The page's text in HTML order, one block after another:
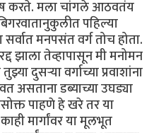
करते. मला चांगले आठवतंय
पहिल्या
मनपसंत वर्ग तोच होता.
झाला तेव्हापासून मी मनोमन
दुसऱ्या वर्गाच्या प्रवाशांना
असताना डब्याच्या उघड्या
पाहणे हे खरे तर या
मार्गांवर या मूलभूत